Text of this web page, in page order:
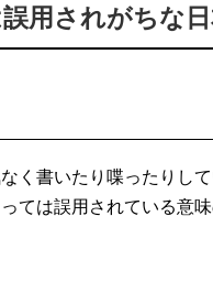
用されがちな
く書いたり喋ったりして
っては誤用されている意